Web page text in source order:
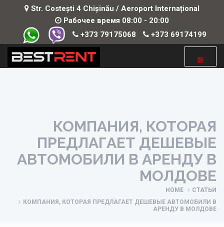
Str. Costești 4 Chișinău / Aeroport Internațional
Рабочее время 08:00 - 20:00
+373 79175068
+373 69174199
КОМПАНИЯ, КОТОРАЯ
ПРЕДЛАГАЕТ ДЕШЕВЫЕ
АВТОМОБИЛИ В АРЕНДУ В
МОЛДОВЕ
HOME
СТАТЬИ
КОМПАНИЯ, КОТОРАЯ ПРЕДЛАГАЕТ ДЕШЕВЫЕ АВТОМОБИЛИ В
АРЕНДУ В МОЛДОВЕ